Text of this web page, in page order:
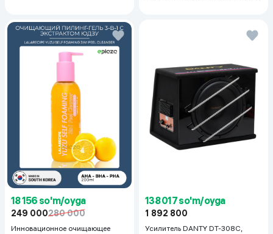
18 156 so'm/oyga
249 000280 000
Инновационное очищающее
138 017 so'm/oyga
1 892 800
Усилитель DANTY DT-308C,